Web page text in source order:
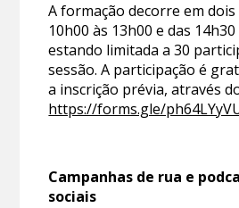
A formação decorre em
10h00 às 13h00 e das
estando limitada a 30
sessão. A participação é
a inscrição prévia, através
https://forms.gle/
Campanhas de rua e
sociais